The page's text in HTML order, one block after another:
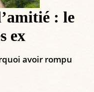
: le
ex
avoir rompu